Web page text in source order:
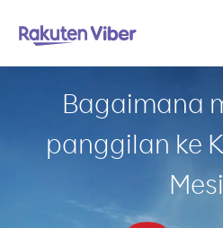
Bagaimana
panggilan ke